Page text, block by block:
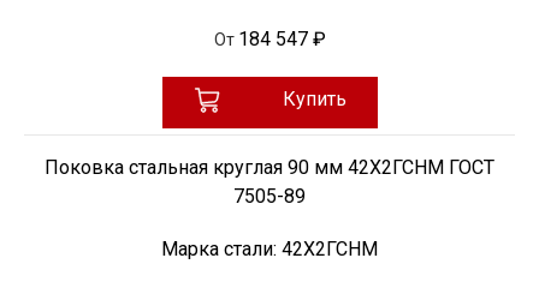
От 184 547 ₽
Купить
Поковка стальная круглая 90 мм 42Х2ГСНМ ГОСТ
7505-89
Марка стали: 42Х2ГСНМ